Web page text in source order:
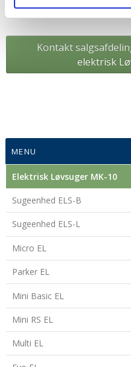
Kontakt
elektrisk
MENU
Elektrisk Løvsuger MK-10
Sugeenhed ELS-B
Sugeenhed ELS-L
Micro EL
Parker EL
Mini Basic EL
Mini RS EL
Multi EL